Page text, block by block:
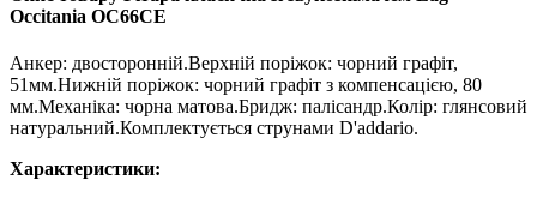
Occitania OC66CE
Анкер: двосторонній.Верхній поріжок: чорний графіт,
51мм.Нижній поріжок: чорний графіт з компенсацією, 80
мм.Механіка: чорна матова.Бридж: палісандр.Колір: глянсовий
натуральний.Комплектується струнами D'addario.
Характеристики: